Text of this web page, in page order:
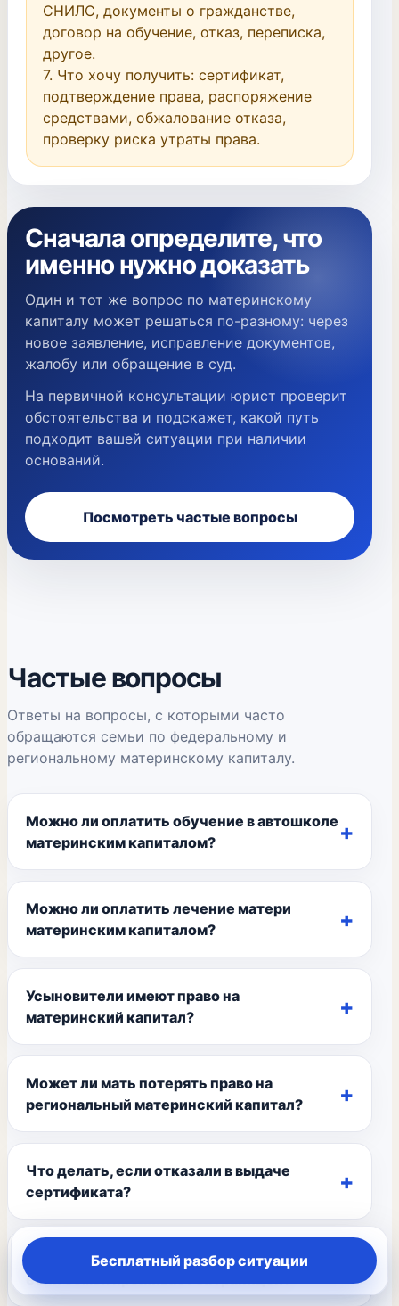
СНИЛС, документы о гражданстве,
договор на обучение, отказ, переписка,
другое.
7. Что хочу получить: сертификат,
подтверждение права, распоряжение
средствами, обжалование отказа,
проверку риска утраты права.
Сначала определите, что
именно нужно доказать
Один и тот же вопрос по материнскому
капиталу может решаться по-разному: через
новое заявление, исправление документов,
жалобу или обращение в суд.
На первичной консультации юрист проверит
обстоятельства и подскажет, какой путь
подходит вашей ситуации при наличии
оснований.
Посмотреть частые вопросы
Частые вопросы
Ответы на вопросы, с которыми часто
обращаются семьи по федеральному и
региональному материнскому капиталу.
Можно ли оплатить обучение в автошколе
материнским капиталом?
Можно ли оплатить лечение матери
материнским капиталом?
Усыновители имеют право на
материнский капитал?
Может ли мать потерять право на
региональный материнский капитал?
Что делать, если отказали в выдаче
сертификата?
Есть ли право на материнский капитал,
если семья проживает за границей?
Бесплатный разбор ситуации